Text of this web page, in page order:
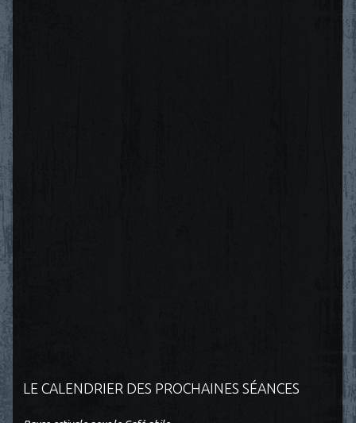
LE CALENDRIER DES PROCHAINES SÉANCES